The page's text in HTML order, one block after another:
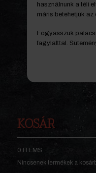
használnunk a téli
máris betehetjük az
Fogyasszuk
fagylalttal.
KOSÁR
0 ITEMS
Nincsenek termékek a